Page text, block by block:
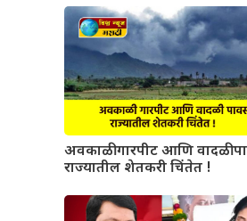
अवकाळी गारपीट आणि वादळी
राज्यातील शेतकरी चिंतेत !